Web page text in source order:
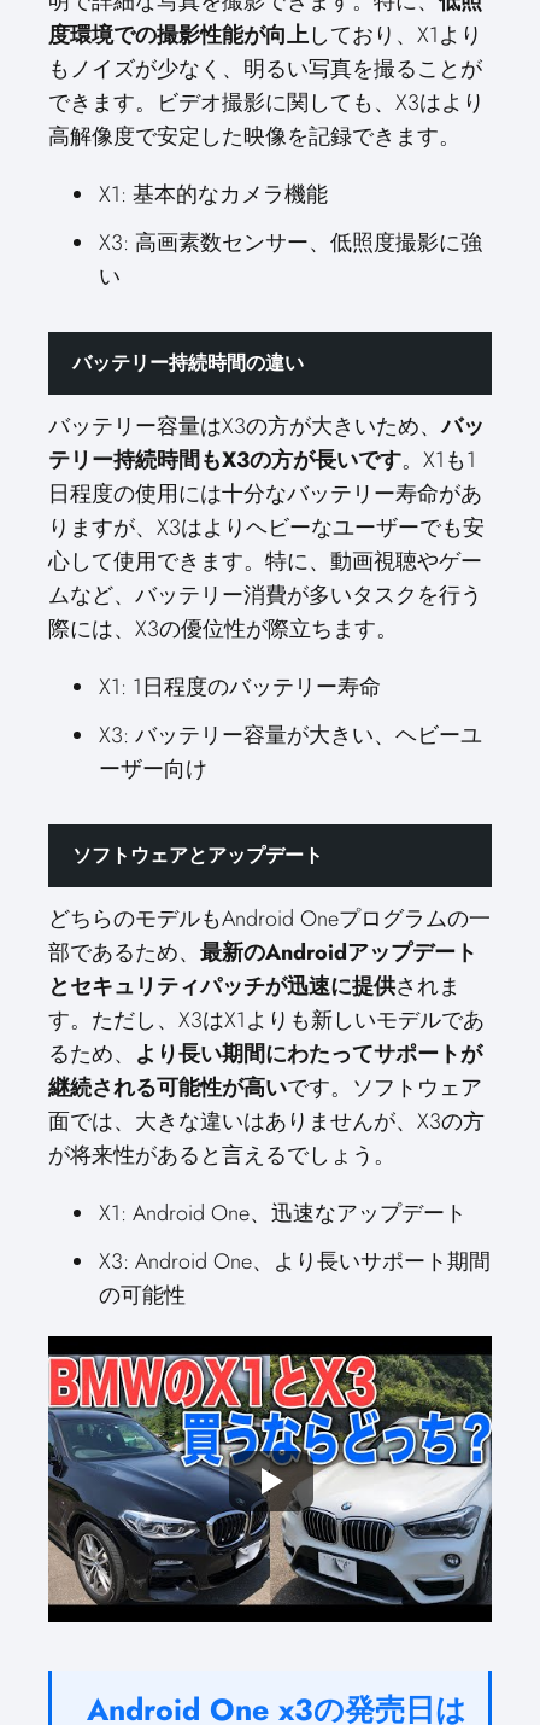
度環境での撮影性能が向上しており、X1より
もノイズが少なく、明るい写真を撮ることが
できます。ビデオ撮影に関しても、X3はより
高解像度で安定した映像を記録できます。
X1: 基本的なカメラ機能
X3: 高画素数センサー、低照度撮影に強
い
バッテリー持続時間の違い
バッテリー容量はX3の方が大きいため、バッ
テリー持続時間もX3の方が長いです。X1も1
日程度の使用には十分なバッテリー寿命があ
りますが、X3はよりヘビーなユーザーでも安
心して使用できます。特に、動画視聴やゲー
ムなど、バッテリー消費が多いタスクを行う
際には、X3の優位性が際立ちます。
X1: 1日程度のバッテリー寿命
X3: バッテリー容量が大きい、ヘビーユ
ーザー向け
ソフトウェアとアップデート
どちらのモデルもAndroid Oneプログラムの一
部であるため、 最新のAndroidアップデート
とセキュリティパッチが迅速に提供されま
す。ただし、X3はX1よりも新しいモデルであ
るため、 より長い期間にわたってサポートが
継続される可能性が高いです。ソフトウェア
面では、大きな違いはありませんが、X3の方
が将来性があると言えるでしょう。
X1: Android One、迅速なアップデート
X3: Android One、より長いサポート期間
の可能性
Android One x3の発売日は